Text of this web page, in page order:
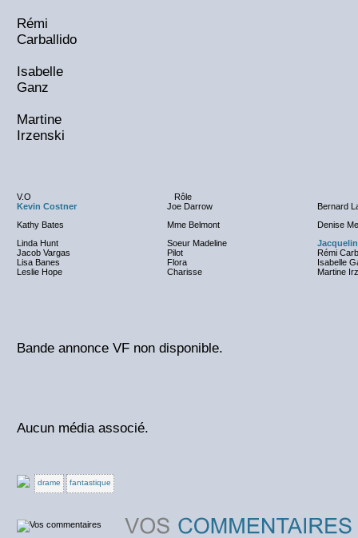
Rémi
Carballido
Isabelle
Ganz
Martine
Irzenski
V.O
Rôle
Kevin Costner
Joe Darrow
Bernard
Kathy Bates
Mme Belmont
Denise
Linda Hunt
Soeur Madeline
Jacob Vargas
Pilot
Rémi
Lisa Banes
Flora
Isabelle
Leslie Hope
Charisse Martine
Bande annonce VF non disponible.
Aucun média associé.
drame fantastique